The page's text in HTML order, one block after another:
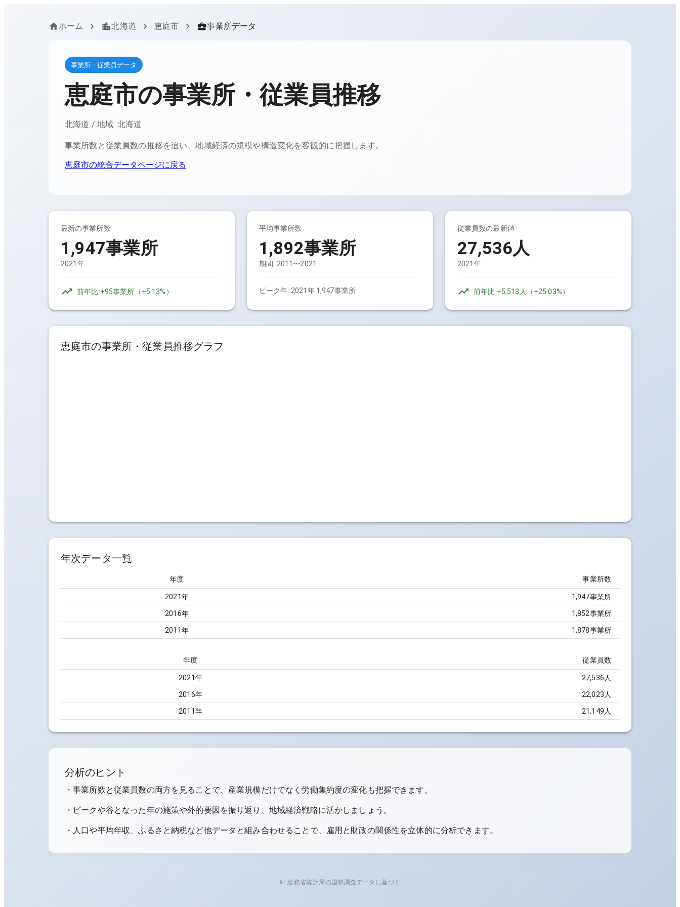
ホーム 北海道 恵庭市 事業所データ
事業所・従業員データ
恵庭市の事業所・従業員推移
北海道 / 地域: 北海道
事業所数と従業員数の推移を追い、地域経済の規模や構造変化を客観的に把握します。
恵庭市の統合データページに戻る
最新の事業所数
1,947事業所
2021年
前年比 +95事業所 （+5.13% ）
平均事業所数
1,892事業所
期間: 2011〜2021
ピーク年: 2021年 1,947事業所
従業員数の最新値
27,536人
2021年
前年比 +5,513人 （+25.03%）
恵庭市の事業所・従業員推移グラフ
年次データ一覧
年度 事業所数
2021年 1,947事業所
2016年 1,852事業所
2011年 1,878事業所
年度 従業員数
2021年 27,536人
2016年 22,023人
2011年 21,149人
分析のヒント
・事業所数と従業員数の両方を見ることで、産業規模だけでなく労働集約度の変化も把握できます。
・ピークや谷となった年の施策や外的要因を振り返り、地域経済戦略に活かしましょう。
・人口や平均年収、ふるさと納税など他データと組み合わせることで、雇用と財政の関係性を立体的に分析できます。
📊 総務省統計局の国勢調査データに基づく